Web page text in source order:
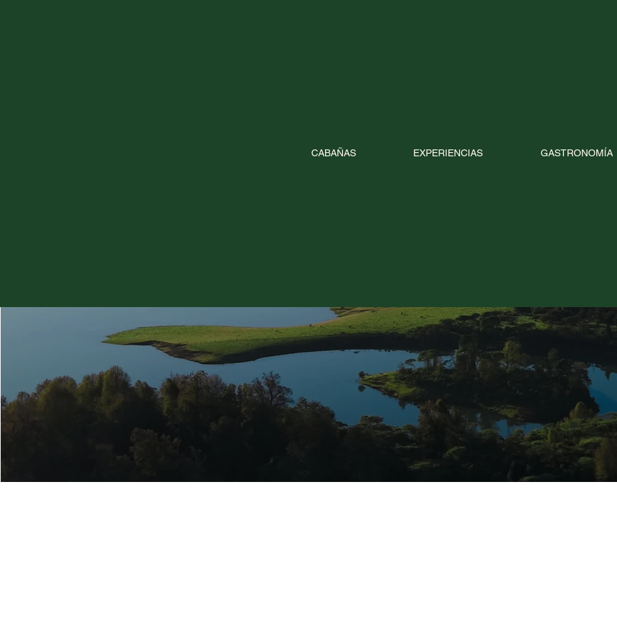
CABAÑAS EXPERIENCIAS GASTRONOMÍA